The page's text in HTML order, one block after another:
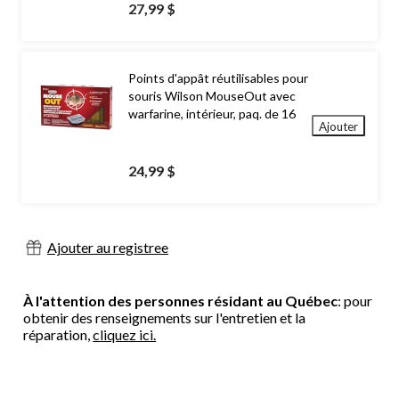
27,99 $
Points d'appât réutilisables pour
souris Wilson MouseOut avec
warfarine, intérieur, paq. de 16
24,99 $
Ajouter
Ajouter au registree
À l'attention des personnes résidant au Québec: pour
obtenir des renseignements sur l'entretien et la
réparation,cliquez ici.